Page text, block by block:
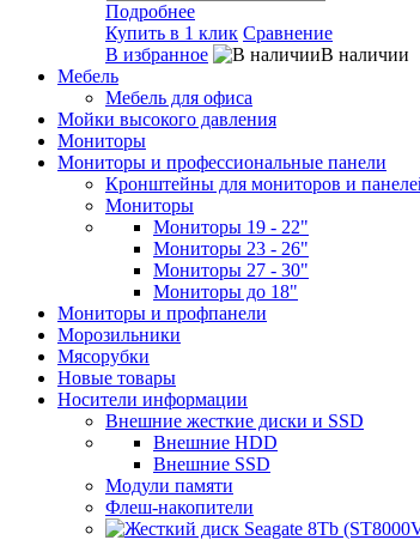
Подробнее
Купить в 1 клик Сравнение
В избранное
В наличии
Мебель
Мебель для офиса
Мойки высокого давления
Мониторы
Мониторы и профессиональные панели
Кронштейны для мониторов и
Мониторы
Мониторы 19 - 22"
Мониторы 23 - 26"
Мониторы 27 - 30"
Мониторы до 18"
Мониторы и профпанели
Морозильники
Мясорубки
Новые товары
Носители информации
Внешние жесткие диски и SSD
Внешние HDD
Внешние SSD
Модули памяти
Флеш-накопители